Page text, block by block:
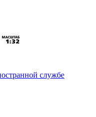
службе